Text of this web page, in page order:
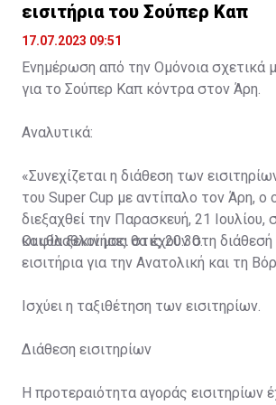
εισιτήρια του Σούπερ Καπ
17.07.2023 09:51
Ενημέρωση από την Ομόνοια σχετικά
για το Σούπερ Καπ κόντρα στον Άρη.
Αναλυτικά:
«Συνεχίζεται η διάθεση των
του Super Cup με αντίπαλο τον Άρη, ο
διεξαχθεί την Παρασκευή, 21 Ιουλίου,
και θα ξεκινήσει στις 20:30.
Οι φίλαθλοί μας θα έχουν στη
εισιτήρια για την Ανατολική και τη
Ισχύει η ταξιθέτηση των εισιτηρίων.
Διάθεση εισιτηρίων
Η προτεραιότητα αγοράς εισιτηρίων